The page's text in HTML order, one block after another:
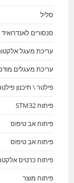
סליל
סנסורים לאנדרואיד
עריכת מעגל
עריכת מעגלים
פילטר \ תיכנון
פיתוח STM32
פיתוח אב טיפוס
פיתוח אב טיפוס
פיתוח כרטיס
פיתוח מוצר